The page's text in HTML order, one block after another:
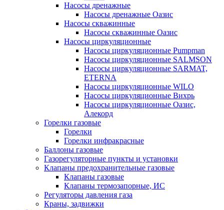
Насосы дренажные
Насосы дренажные Оазис
Насосы скважинные
Насосы скважинные Оазис
Насосы циркуляционные
Насосы циркуляционные Pumpman
Насосы циркуляционные SALMSON
Насосы циркуляционные SARMAT,
ETERNA
Насосы циркуляционные WILO
Насосы циркуляционные Вихрь
Насосы циркуляционные Оазис,
Алекорд
Горелки газовые
Горелки
Горелки инфракрасные
Баллоны газовые
Газорегуляторные пункты и установки
Клапаны предохранительные газовые
Клапаны газовые
Клапаны термозапорные, ИС
Регуляторы давления газа
Краны, задвижки